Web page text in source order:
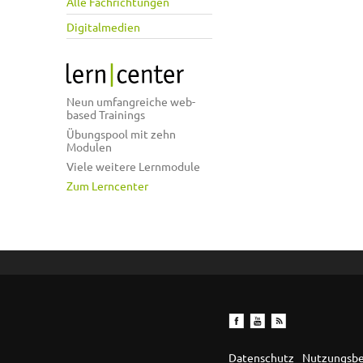
Digitalmedien
Neun umfangreiche web-
based Trainings
Übungspool mit zehn
Modulen
Viele weitere Lernmodule
Zum Lerncenter
Datenschutz